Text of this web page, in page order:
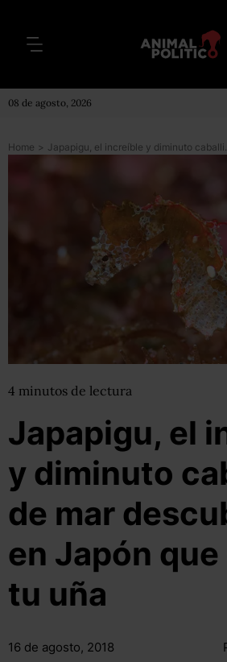
08 de agosto, 2026
Home > Japapigu, el
4 minutos de lectura
Japapigu, el
y diminuto
de mar
en Japón
tu uña
16 de agosto, 2018